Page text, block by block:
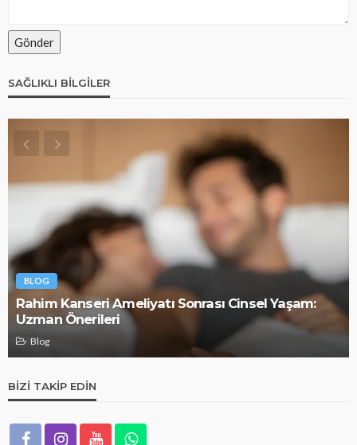
SAĞLIKLI BILGILER
BLOG
Rahim Kanseri Ameliyatı Sonrası Cinsel Yaşam:
Uzman Önerileri
Blog
BIZI TAKIP EDIN